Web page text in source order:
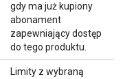
gdy ma już kupiony
abonament
zapewniający dostęp
do tego produktu.
Limity z wybraną